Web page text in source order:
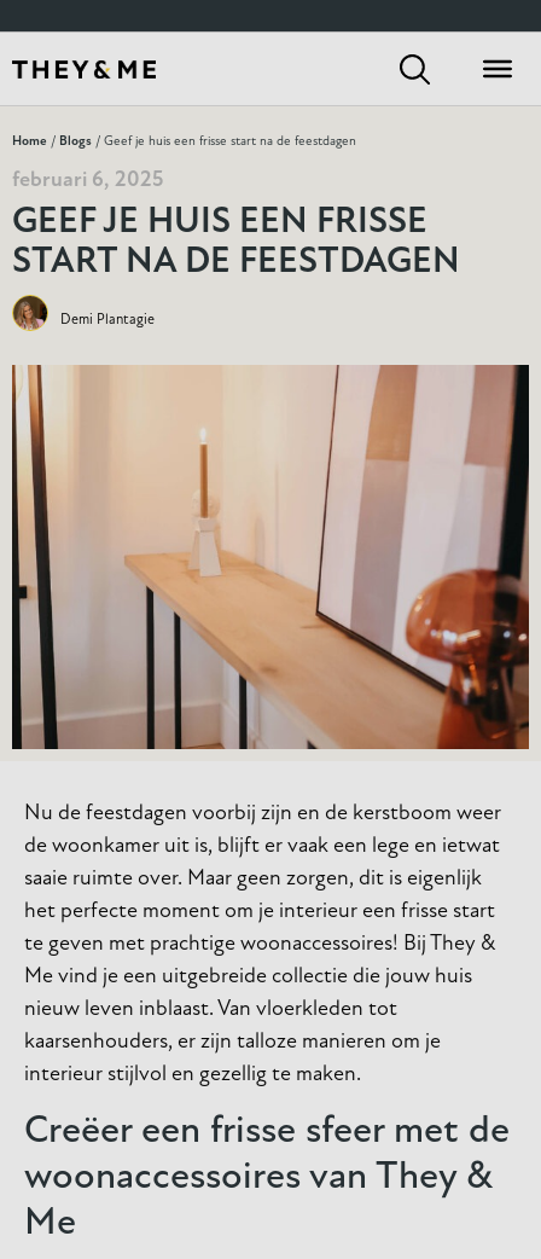
Home / Blogs / Geef je huis een frisse start na de feestdagen
februari 6, 2025
GEEF JE HUIS EEN FRISSE
START NA DE FEESTDAGEN
Demi Plantagie
Nu de feestdagen voorbij zijn en de kerstboom weer
de woonkamer uit is, blijft er vaak een lege en ietwat
saaie ruimte over. Maar geen zorgen, dit is eigenlijk
het perfecte moment om je interieur een frisse start
te geven met prachtige woonaccessoires! Bij They &
Me vind je een uitgebreide collectie die jouw huis
nieuw leven inblaast. Van vloerkleden tot
kaarsenhouders, er zijn talloze manieren om je
interieur stijlvol en gezellig te maken.
Creëer een frisse sfeer met de
woonaccessoires van They &
Me